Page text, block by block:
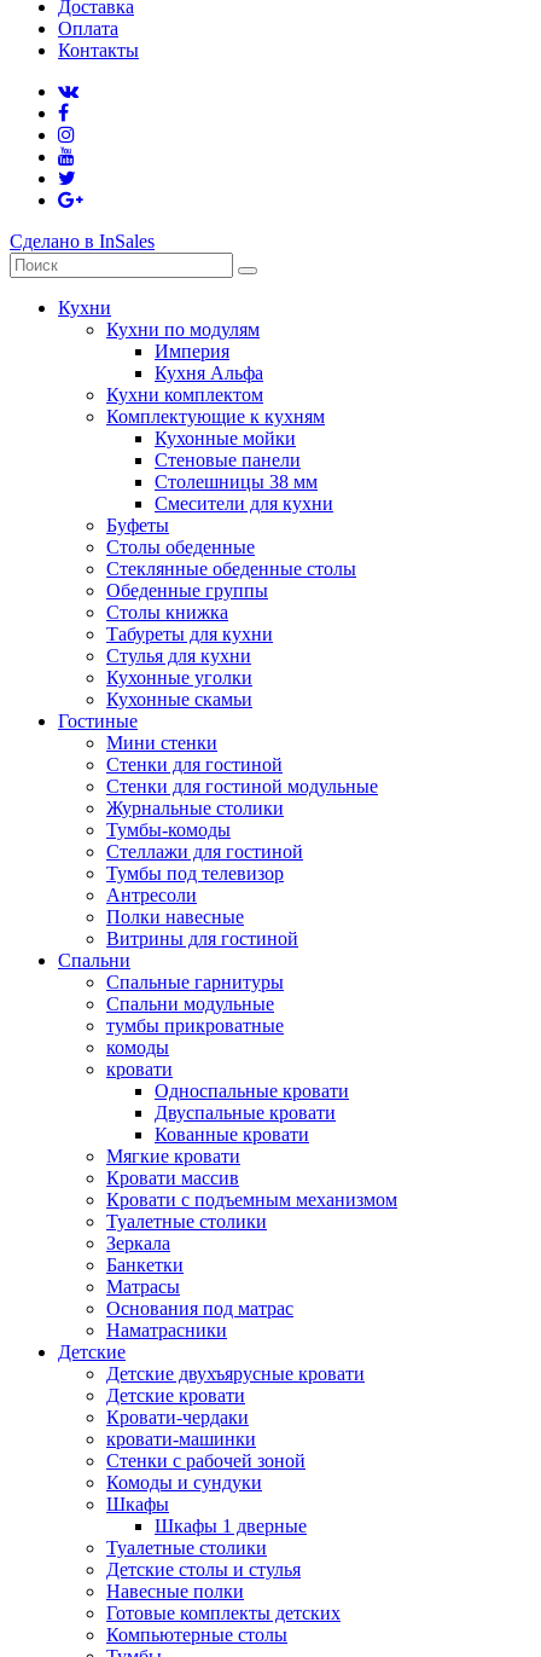
Доставка
Оплата
Контакты
Сделано в InSales
Кухни
Кухни по модулям
Империя
Кухня Альфа
Кухни комплектом
Комплектующие к кухням
Кухонные мойки
Стеновые панели
Столешницы 38 мм
Смесители для кухни
Буфеты
Столы обеденные
Стеклянные обеденные столы
Обеденные группы
Столы книжка
Табуреты для кухни
Стулья для кухни
Кухонные уголки
Кухонные скамьи
Гостиные
Мини стенки
Стенки для гостиной
Стенки для гостиной модульные
Журнальные столики
Тумбы-комоды
Стеллажи для гостиной
Тумбы под телевизор
Антресоли
Полки навесные
Витрины для гостиной
Спальни
Спальные гарнитуры
Спальни модульные
тумбы прикроватные
комоды
кровати
Односпальные кровати
Двуспальные кровати
Кованные кровати
Мягкие кровати
Кровати массив
Кровати с подъемным механизмом
Туалетные столики
Зеркала
Банкетки
Матрасы
Основания под матрас
Наматрасники
Детские
Детские двухъярусные кровати
Детские кровати
Кровати-чердаки
кровати-машинки
Стенки с рабочей зоной
Комоды и сундуки
Шкафы
Шкафы 1 дверные
Туалетные столики
Детские столы и стулья
Навесные полки
Готовые комплекты детских
Компьютерные столы